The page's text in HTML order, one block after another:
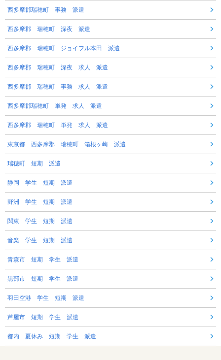
西多摩郡瑞穂町 事務 派遣
西多摩郡 瑞穂町 深夜 派遣
西多摩郡 瑞穂町 ジョイフル本田 派遣
西多摩郡 瑞穂町 深夜 求人 派遣
西多摩郡 瑞穂町 事務 求人 派遣
西多摩郡瑞穂町 単発 求人 派遣
西多摩郡 瑞穂町 単発 求人 派遣
東京都 西多摩郡 瑞穂町 箱根ヶ崎 派遣
瑞穂町 短期 派遣
静岡 学生 短期 派遣
野洲 学生 短期 派遣
関東 学生 短期 派遣
音楽 学生 短期 派遣
青森市 短期 学生 派遣
黒部市 短期 学生 派遣
羽田空港 学生 短期 派遣
芦屋市 短期 学生 派遣
都内 夏休み 短期 学生 派遣